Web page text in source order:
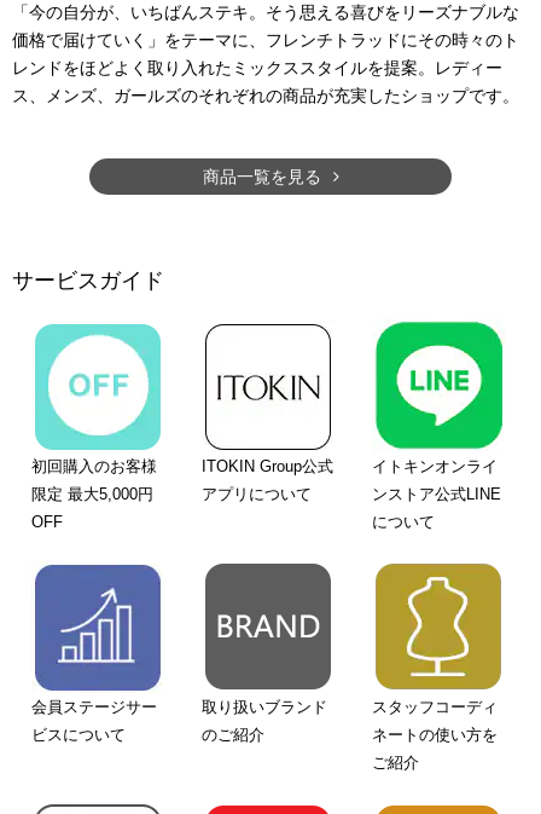
「今の自分が、いちばんステキ。そう思える喜びをリーズナブルな
価格で届けていく」をテーマに、フレンチトラッドにその時々のト
レンドをほどよく取り入れたミックススタイルを提案。レディー
ス、メンズ、ガールズのそれぞれの商品が充実したショップです。
商品一覧を見る
サービスガイド
初回購入のお客様
限定 最大5,000円
OFF
ITOKIN Group公式
アプリについて
イトキンオンライ
ンストア公式LINE
について
会員ステージサー
ビスについて
取り扱いブランド
のご紹介
スタッフコーディ
ネートの使い方を
ご紹介